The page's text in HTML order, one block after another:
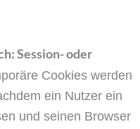
Session- oder
Cookies werden
ein Nutzer ein
und seinen Browser